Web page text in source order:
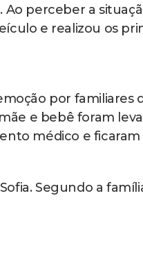
perceber a
e realizou os
por familiares
e bebê foram
médico e ficaram
Segundo a